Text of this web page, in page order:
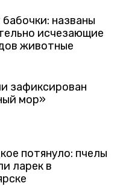
названы
исчезающие
животные
зафиксирован
мор»
потянуло: пчелы
ларек в